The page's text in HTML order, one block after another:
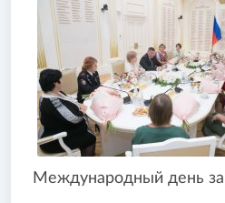
Международный день